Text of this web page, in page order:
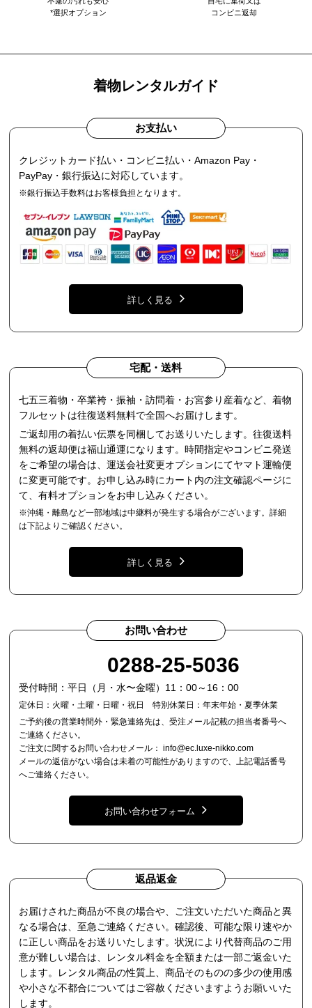
*選択オプション
コンビニ返却
着物レンタルガイド
お支払い
クレジットカード払い・コンビニ払い・Amazon Pay・
PayPay・銀行振込に対応しています。
※銀行振込手数料はお客様負担となります。
詳しく見る
宅配・送料
七五三着物・卒業袴・振袖・訪問着・お宮参り産着など、着物
フルセットは往復送料無料で全国へお届けします。
ご返却用の着払い伝票を同梱してお送りいたします。往復送料
無料の返却便は福山通運になります。時間指定やコンビニ発送
をご希望の場合は、運送会社変更オプションにてヤマト運輸便
に変更可能です。お申し込み時にカート内の注文確認ページに
て、有料オプションをお申し込みください。
※沖縄・離島など一部地域は中継料が発生する場合がございます。詳細
は下記よりご確認ください。
詳しく見る
お問い合わせ
0288-25-5036
受付時間：平日（月・水〜金曜）11：00～16：00
定休日：火曜・土曜・日曜・祝日 特別休業日：年末年始・夏季休業
ご予約後の営業時間外・緊急連絡先は、受注メール記載の担当者番号へ
ご連絡ください。
ご注文に関するお問い合わせメール：info@ec.luxe-nikko.com
メールの返信がない場合は未着の可能性がありますので、上記電話番号
へご連絡ください。
お問い合わせフォーム
返品返金
お届けされた商品が不良の場合や、ご注文いただいた商品と異
なる場合は、至急ご連絡ください。確認後、可能な限り速やか
に正しい商品をお送りいたします。状況により代替商品のご用
意が難しい場合は、レンタル料金を全額または一部ご返金いた
します。レンタル商品の性質上、商品そのものの多少の使用感
や小さな不都合についてはご容赦くださいますようお願いいた
します。